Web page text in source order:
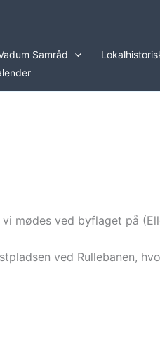
Samråd
mødes ved byflaget på
ved Rullebanen,